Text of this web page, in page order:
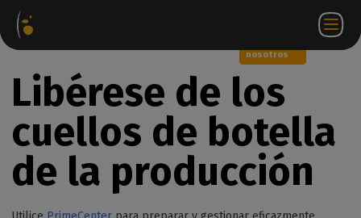
Paquetes
de
software
nosotros
ES
Libérese de los
cuellos de botella
de la producción